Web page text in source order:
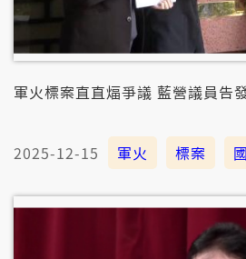
軍火標案直直煏爭議 藍營議員告
2025-12-15 軍火 標案